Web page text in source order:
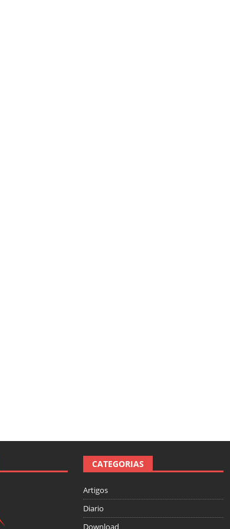
CATEGORIAS
Artigos
Diario
Download